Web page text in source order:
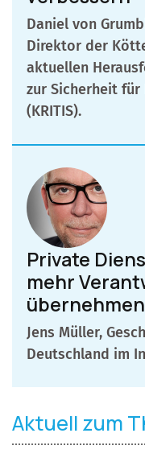
Daniel von
Direktor der
aktuellen
zur Sicherheit
(KRITIS).
Private
mehr
übernehmen
Jens Müller,
Deutschland im
Aktuell zum